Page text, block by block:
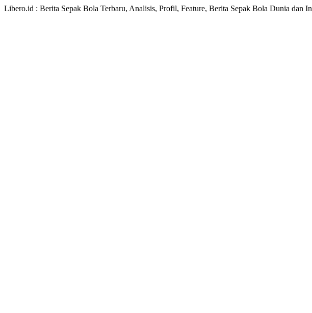
Libero.id : Berita Sepak Bola Terbaru, Analisis, Profil, Feature, Berita Sepak Bola Dunia dan